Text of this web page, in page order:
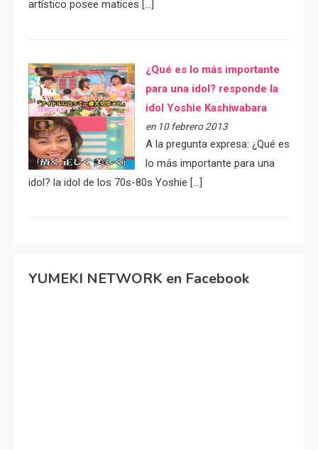
artístico posee matices […]
¿Qué es lo más importante
para una idol? responde la
idol Yoshie Kashiwabara
en 10 febrero 2013
A la pregunta expresa: ¿Qué es
lo más importante para una
idol? la idol de los 70s-80s Yoshie […]
YUMEKI NETWORK en Facebook